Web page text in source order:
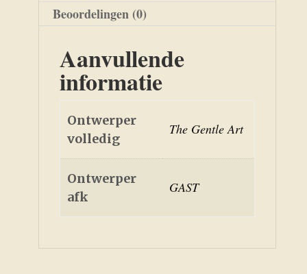
Beoordelingen (0)
Aanvullende
informatie
Ontwerper
volledig
The Gentle Art
Ontwerper
afk
GAST